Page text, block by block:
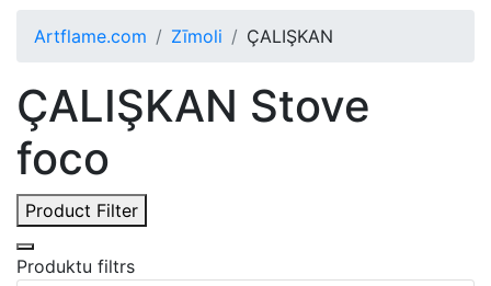
Artflame.com Zīmoli ÇALIŞKAN
ÇALIŞKAN Stove
foco
Product Filter
Produktu filtrs